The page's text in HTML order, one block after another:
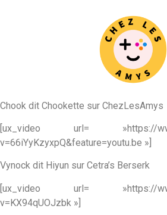
Chook dit Chookette sur ChezLesAmys
[ux_video url= »https://
v=66iYyKzyxpQ&feature=youtu.be »]
Vynock dit Hiyun sur Cetra’s Berserk
[ux_video url= »https://
v=KX94qUOJzbk »]